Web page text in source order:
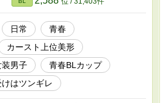
日常
青春
カースト上位美形
装男子
青春BLカップ​
けはツンギレ